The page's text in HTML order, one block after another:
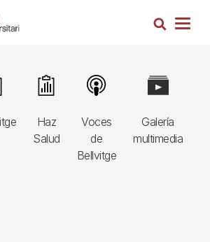
Busca
Haz
Salud
Image
Voces
de
Bellvitge
Image
Galería
multimedia
Image